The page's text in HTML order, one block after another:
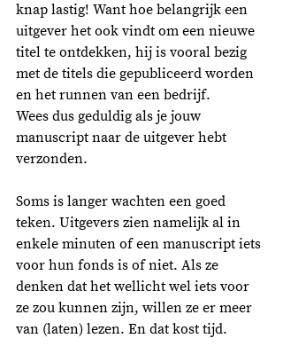
knap lastig! Want hoe belangrijk een
uitgever het ook vindt om een nieuwe
titel te ontdekken, hij is vooral bezig
met de titels die gepubliceerd worden
en het runnen van een bedrijf.
Wees dus geduldig als je jouw
manuscript naar de uitgever hebt
verzonden.
Soms is langer wachten een goed
teken. Uitgevers zien namelijk al in
enkele minuten of een manuscript iets
voor hun fonds is of niet. Als ze
denken dat het wellicht wel iets voor
ze zou kunnen zijn, willen ze er meer
van (laten) lezen. En dat kost tijd.